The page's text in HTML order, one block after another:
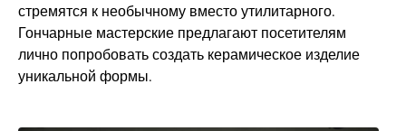
стремятся к необычному вместо утилитарного.
Гончарные мастерские предлагают посетителям
лично попробовать создать керамическое изделие
уникальной формы.